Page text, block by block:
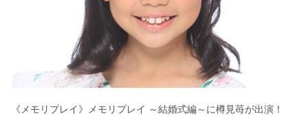
《メモリプレイ》メモリプレイ ～結婚式編～に樽見苺が出演！